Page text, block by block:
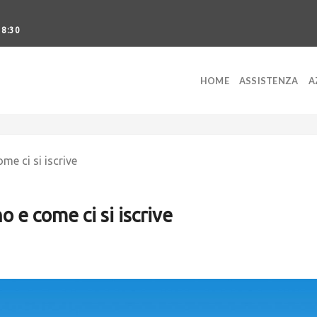
HOME ASSISTENZA
ci si iscrive
e come ci si iscrive